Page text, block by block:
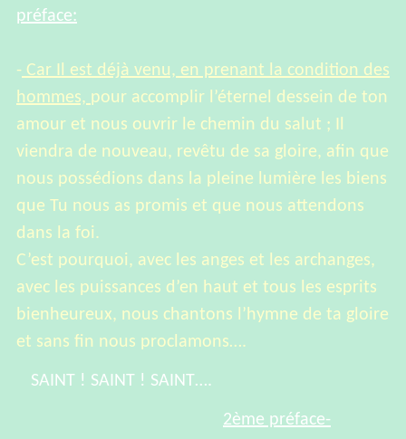
préface:
- Car Il est déjà venu, en prenant la condition des
hommes, pour accomplir l’éternel dessein de ton
amour et nous ouvrir le chemin du salut ; Il
viendra de nouveau, revêtu de sa gloire, afin que
nous possédions dans la pleine lumière les biens
que Tu nous as promis et que nous attendons
dans la foi.
C’est pourquoi, avec les anges et les archanges,
avec les puissances d’en haut et tous les esprits
bienheureux, nous chantons l’hymne de ta gloire
et sans fin nous proclamons….
SAINT ! SAINT ! SAINT….
2ème préface-